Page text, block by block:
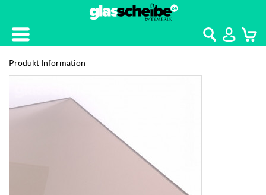
Produkt Information